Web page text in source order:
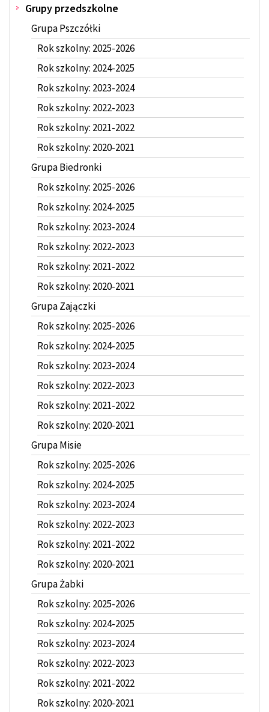
Grupy przedszkolne
Grupa Pszczółki
Rok szkolny: 2025-2026
Rok szkolny: 2024-2025
Rok szkolny: 2023-2024
Rok szkolny: 2022-2023
Rok szkolny: 2021-2022
Rok szkolny: 2020-2021
Grupa Biedronki
Rok szkolny: 2025-2026
Rok szkolny: 2024-2025
Rok szkolny: 2023-2024
Rok szkolny: 2022-2023
Rok szkolny: 2021-2022
Rok szkolny: 2020-2021
Grupa Zajączki
Rok szkolny: 2025-2026
Rok szkolny: 2024-2025
Rok szkolny: 2023-2024
Rok szkolny: 2022-2023
Rok szkolny: 2021-2022
Rok szkolny: 2020-2021
Grupa Misie
Rok szkolny: 2025-2026
Rok szkolny: 2024-2025
Rok szkolny: 2023-2024
Rok szkolny: 2022-2023
Rok szkolny: 2021-2022
Rok szkolny: 2020-2021
Grupa Żabki
Rok szkolny: 2025-2026
Rok szkolny: 2024-2025
Rok szkolny: 2023-2024
Rok szkolny: 2022-2023
Rok szkolny: 2021-2022
Rok szkolny: 2020-2021